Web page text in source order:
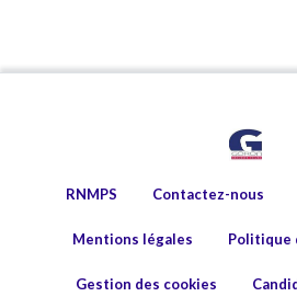
RNMPS Contactez-nous
Mentions légales Politique
Gestion des cookies